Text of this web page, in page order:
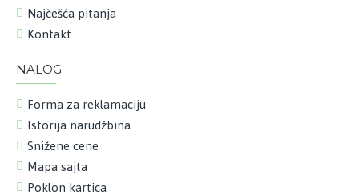
Najčešća pitanja
Kontakt
NALOG
Forma za reklamaciju
Istorija narudžbina
Snižene cene
Mapa sajta
Poklon kartica